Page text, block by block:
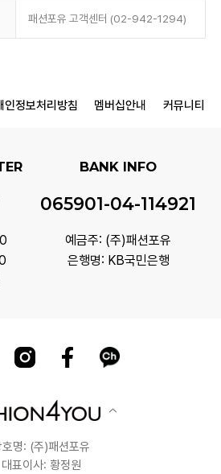
패션포유 고객센터 (02-942-1294)
인정보처리방침 멤버십안내 커뮤니티
BANK INFO
065901-04-114921
예금주: (주)패션포유
은행명: KB국민은행
호명: (주)패션포유
대표이사: 황정원